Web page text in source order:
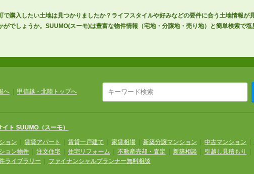
で購入したい土地は見つかりましたか？ライフスタイルや好みなどの要件に合う土地情報が
がでしょうか。SUUMO(スーモ)は豊富な物件情報（宅地・分譲地・売り地）と簡単検索で
へ 甲信越・北陸トップへ
ト SUUMO（スーモ）
ョン 賃貸アパート 賃貸一戸建て 家賃相場 新築分譲マンション 中古マンション
ョン物件 注文住宅 住宅リフォーム 不動産売却・査定 新築相談 引越し見積もり
ライブラリー ファイナンシャルプランナー無料相談